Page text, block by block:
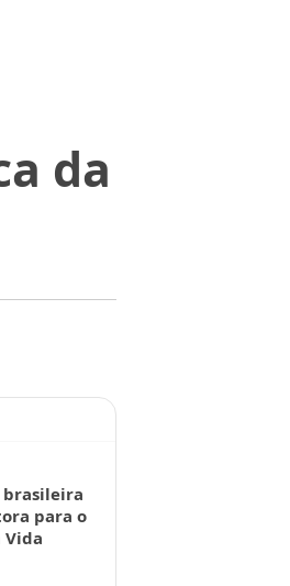
da
brasileira
para o
Vida